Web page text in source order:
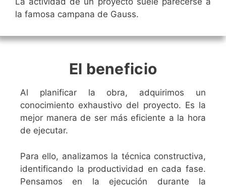
la famosa campana de Gauss.
El beneficio
Al planificar la obra, adquirimos un
conocimiento exhaustivo del proyecto. Es la
mejor manera de ser más eficiente a la hora
de ejecutar.
Para ello, analizamos la técnica constructiva,
identificando la productividad en cada fase.
Pensamos en la ejecución durante la